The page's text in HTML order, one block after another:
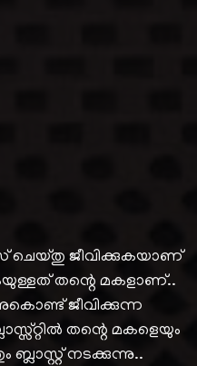
ചെയ്തു ജീവിക്കുകയാണ്
തന്റെ മകളാണ്..
ജീവിക്കുന്ന
തന്റെ മകളെയും
ബ്ലാസ്റ്റ് നടക്കുന്നു..